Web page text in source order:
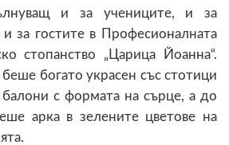
и за учениците, и за
и за гостите в Професионалната
стопанство „Царица Йоанна“.
богато украсен със стотици
с формата на сърце, а до
арка в зелените цветове на